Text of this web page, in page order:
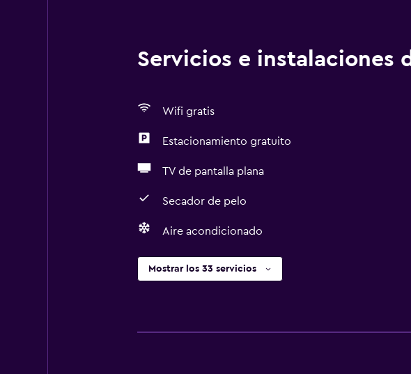
Servicios e instalaciones
Wifi gratis
Estacionamiento gratuito
TV de pantalla plana
Secador de pelo
Aire acondicionado
Mostrar los 33 servicios